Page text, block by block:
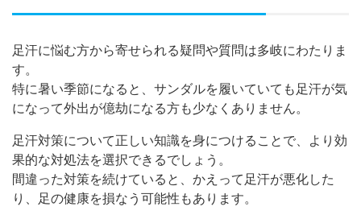
足汗に悩む方から寄せられる疑問や質問は多岐にわたりま
す。
特に暑い季節になると、サンダルを履いていても足汗が気
になって外出が億劫になる方も少なくありません。
足汗対策について正しい知識を身につけることで、より効
果的な対処法を選択できるでしょう。
間違った対策を続けていると、かえって足汗が悪化した
り、足の健康を損なう可能性もあります。